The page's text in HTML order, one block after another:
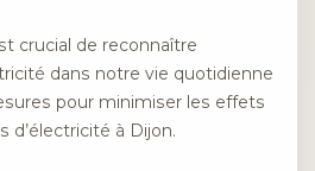
crucial de reconnaître
dans notre vie quotidienne
pour minimiser les effets
d’électricité à Dijon.